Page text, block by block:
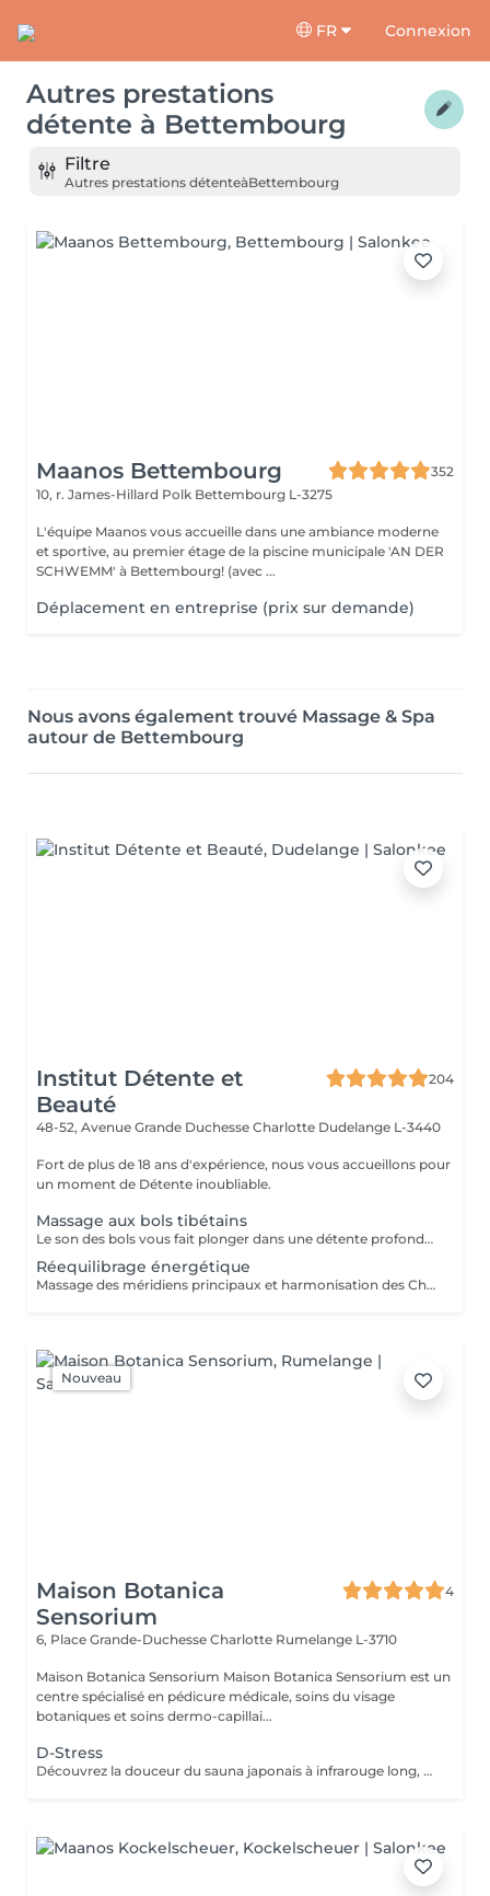
FR Connexion
Autres prestations
détente à Bettembourg
Filtre
Autres prestations détenteàBettembourg
Maanos Bettembourg
352
10, r. James-Hillard Polk Bettembourg L-3275
L'équipe Maanos vous accueille dans une ambiance moderne
et sportive, au premier étage de la piscine municipale 'AN DER
SCHWEMM' à Bettembourg! (avec ...
Déplacement en entreprise (prix sur demande)
Nous avons également trouvé Massage & Spa
autour de Bettembourg
Institut Détente et
Beauté
204
48-52, Avenue Grande Duchesse Charlotte Dudelange L-3440
Fort de plus de 18 ans d'expérience, nous vous accueillons pour
un moment de Détente inoubliable.
Massage aux bols tibétains
Le son des bols vous fait plonger dans une détente profonde, favorise le sommeil et relâche les tensions musculaires et émotionnelles
Réequilibrage énergétique
Massage des méridiens principaux et harmonisation des Chakras pour aider à gérer ses émotions et se sentir bien dans son corps
Nouveau
Maison Botanica
Sensorium
4
6, Place Grande-Duchesse Charlotte Rumelange L-3710
Maison Botanica Sensorium Maison Botanica Sensorium est un
centre spécialisé en pédicure médicale, soins du visage
botaniques et soins dermo-capillai...
D-Stress
Découvrez la douceur du sauna japonais à infrarouge long, une chaleur enveloppante qui favorise une relaxation profonde, stimule la sudation naturelle et procure une véritable sensation de légèreté . Un rituel idéal pour relâcher les tensions, revitaliser le corps et apaiser l'esprit.